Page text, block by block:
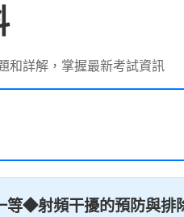
和詳解，掌握最新考試資訊
等◆射頻干擾的預防與排